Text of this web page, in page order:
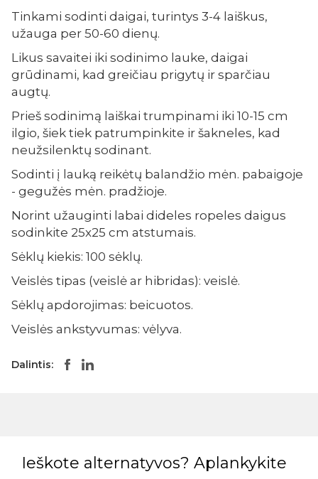
Tinkami sodinti daigai, turintys 3-4 laiškus,
užauga per 50-60 dienų.
Likus savaitei iki sodinimo lauke, daigai
grūdinami, kad greičiau prigytų ir sparčiau
augtų.
Prieš sodinimą laiškai trumpinami iki 10-15 cm
ilgio, šiek tiek patrumpinkite ir šakneles, kad
neužsilenktų sodinant.
Sodinti į lauką reikėtų balandžio mėn. pabaigoje
- gegužės mėn. pradžioje.
Norint užauginti labai dideles ropeles daigus
sodinkite 25x25 cm atstumais.
Sėklų kiekis: 100 sėklų.
Veislės tipas (veislė ar hibridas): veislė.
Sėklų apdorojimas: beicuotos.
Veislės ankstyvumas: vėlyva.
Dalintis:
Ieškote alternatyvos? Aplankykite